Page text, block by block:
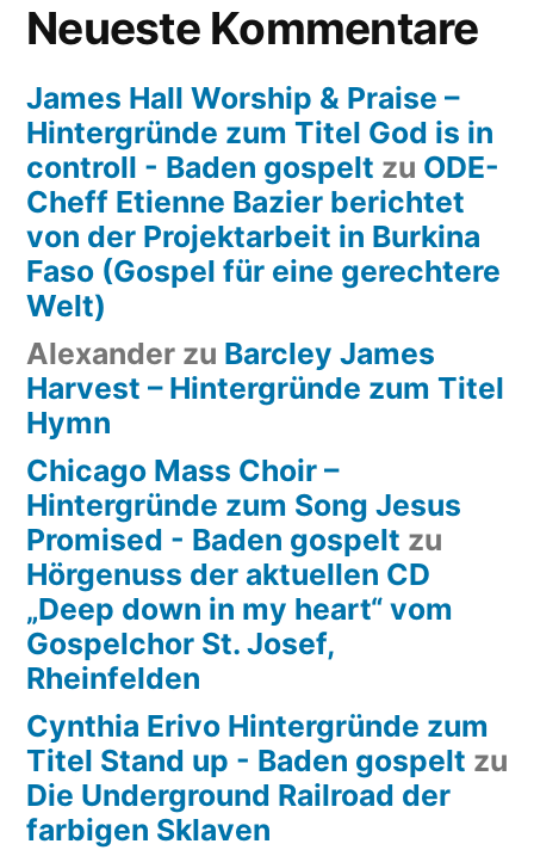
Neueste Kommentare
James Hall Worship & Praise –
Hintergründe zum Titel God is in
controll - Baden gospelt zu ODE-
Cheff Etienne Bazier berichtet
von der Projektarbeit in Burkina
Faso (Gospel für eine gerechtere
Welt)
Alexander zu Barcley James
Harvest – Hintergründe zum Titel
Hymn
Chicago Mass Choir –
Hintergründe zum Song Jesus
Promised - Baden gospelt zu
Hörgenuss der aktuellen CD
„Deep down in my heart“ vom
Gospelchor St. Josef,
Rheinfelden
Cynthia Erivo Hintergründe zum
Titel Stand up - Baden gospelt zu
Die Underground Railroad der
farbigen Sklaven